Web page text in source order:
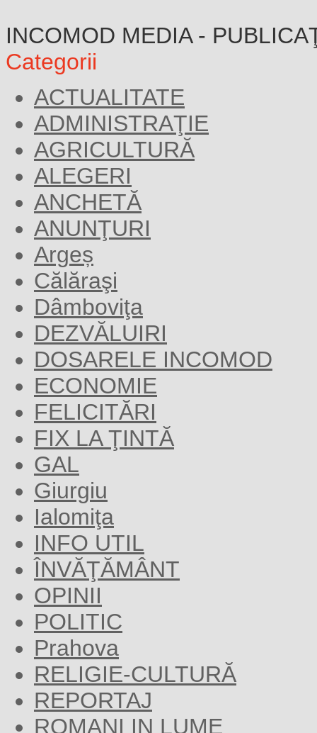
INCOMOD MEDIA -
Categorii
ACTUALITATE
ADMINISTRAŢIE
AGRICULTURĂ
ALEGERI
ANCHETĂ
ANUNŢURI
Argeș
Călăraşi
Dâmboviţa
DEZVĂLUIRI
DOSARELE INCOMOD
ECONOMIE
FELICITĂRI
FIX LA ŢINTĂ
GAL
Giurgiu
Ialomiţa
INFO UTIL
ÎNVĂŢĂMÂNT
OPINII
POLITIC
Prahova
RELIGIE-CULTURĂ
REPORTAJ
ROMANI IN LUME